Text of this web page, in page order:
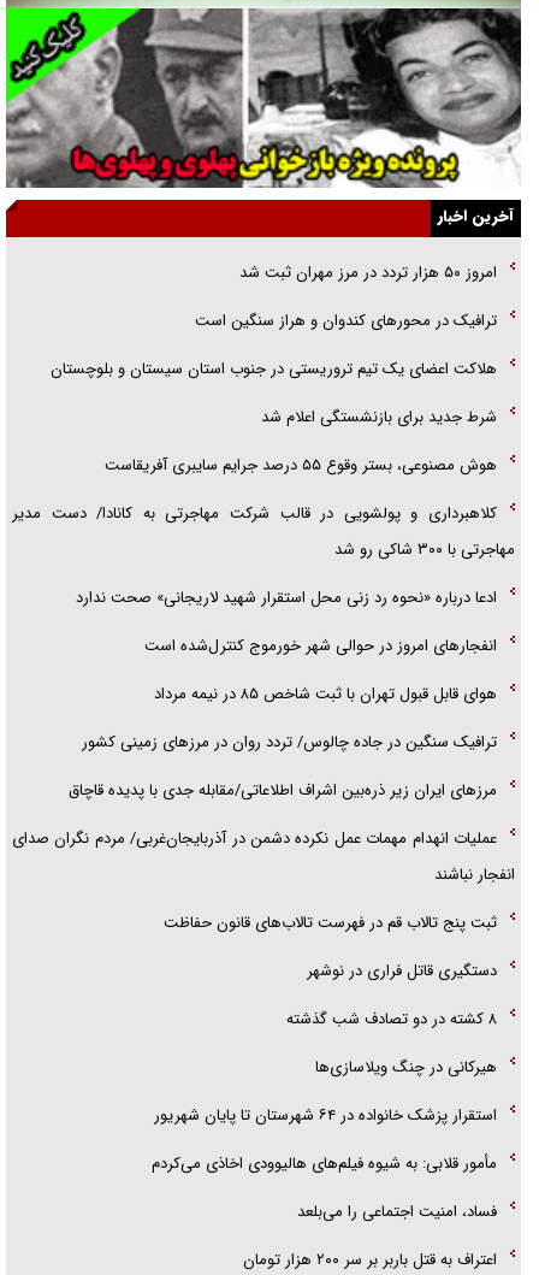
جنجال پزشکان تقلبی در صنعت زیبایی
یهودی‌ها در ادبیات داستانی اروپا؛ از شکسپیر تا دیکنز
گفت‌وگو با خواهر یکی از شهدای جنگ رمضان/ خواهرم فرمانده جهادی و
اهل خدمت بی‌منت بود
جزئیات شکنجه‌هایم فراتر از آن است که در بیان بگنجد!
گزارش «جوان» از قوانین سخت‌گیرانه ۶ قاره در برابر یورش به پاسگاه‌های
آخرین اخبار
امروز ۵۰ هزار تردد در مرز مهران ثبت شد
ترافیک در محور‌های کندوان و هراز سنگین است
هلاکت اعضای یک تیم تروریستی در جنوب استان سیستان و بلوچستان
شرط جدید برای بازنشستگی اعلام شد
هوش مصنوعی، بستر وقوع ۵۵ درصد جرایم سایبری آفریقاست
کلاهبرداری و پولشویی در قالب شرکت مهاجرتی به کانادا/ دست مدیر
مهاجرتی با ۳۰۰ شاکی رو شد
ادعا درباره «نحوه رد زنی محل استقرار شهید لاریجانی» صحت ندارد
انفجار‌های امروز در حوالی شهر خورموج کنترل‌شده است
هوای قابل قبول تهران با ثبت شاخص ۸۵ در نیمه مرداد
ترافیک سنگین در جاده چالوس/ تردد روان در مرز‌های زمینی کشور
مرز‌های ایران زیر ذره‌بین اشراف اطلاعاتی/مقابله جدی با پدیده قاچاق
عملیات انهدام مهمات عمل نکرده دشمن در آذربایجان‌غربی/ مردم نگران صدای
انفجار نباشند
ثبت پنج تالاب قم در فهرست تالاب‌های قانون حفاظت
دستگیری قاتل فراری در نوشهر
۸ کشته در دو تصادف شب گذشته
هیرکانی در چنگ ویلاسازی‌ها
‌استقرار پزشک خانواده در ۶۴ شهرستان تا پایان شهریور
مأمور قلابی: به شیوه فیلم‌های هالیوودی اخاذی می‌کردم
فساد، امنیت اجتماعی را می‌بلعد
‌‌اعتراف به قتل باربر بر سر ۲۰۰ هزار تومان